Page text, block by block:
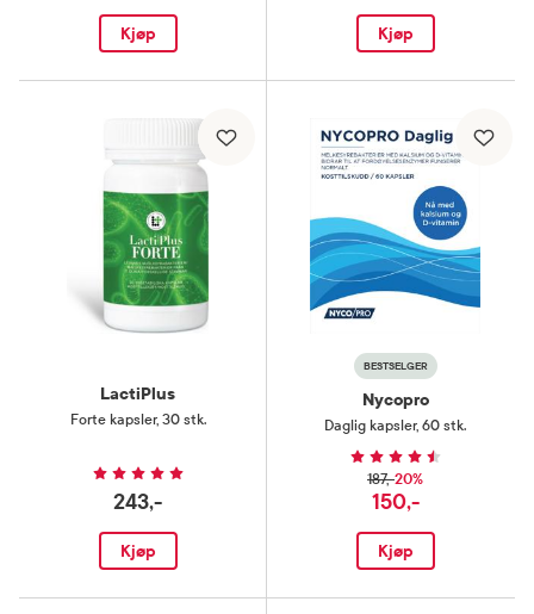
Kjøp Kjøp
LactiPlus
Forte kapsler, 30 stk.
243,-
Kjøp
BESTSELGER
Nycopro
Daglig kapsler, 60 stk.
187,-20%
150,-
Kjøp